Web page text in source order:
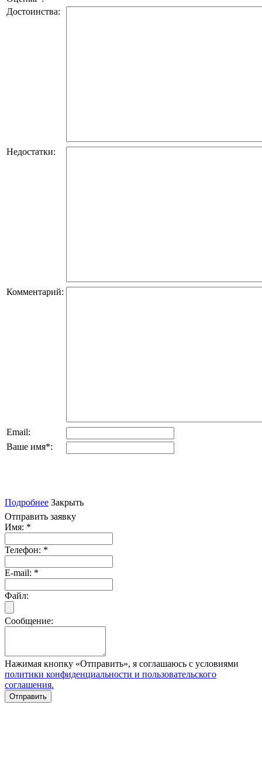
Достоинства:
Недостатки:
Комментарий:
Email:
Ваше имя*:
Подробнее Закрыть
Отправить заявку
Имя: *
Телефон: *
E-mail: *
Файл:
Сообщение:
Нажимая кнопку «Отправить», я соглашаюсь с условиями
политики конфиденциальности и пользовательского
соглашения.
Отправить